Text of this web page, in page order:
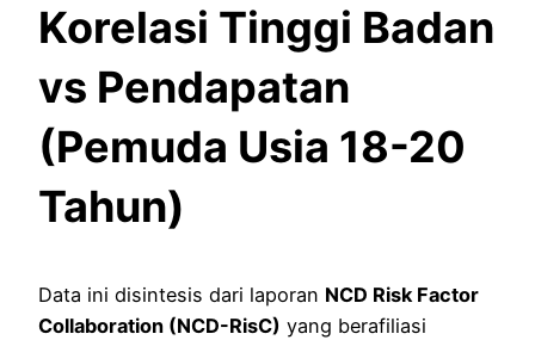
Korelasi Tinggi Badan
vs Pendapatan
(Pemuda Usia 18-20
Tahun)
Data ini disintesis dari laporan NCD Risk Factor
Collaboration (NCD-RisC) yang berafiliasi